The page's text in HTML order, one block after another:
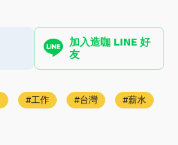
加入造咖 LINE 好
友
工作 台灣 薪水